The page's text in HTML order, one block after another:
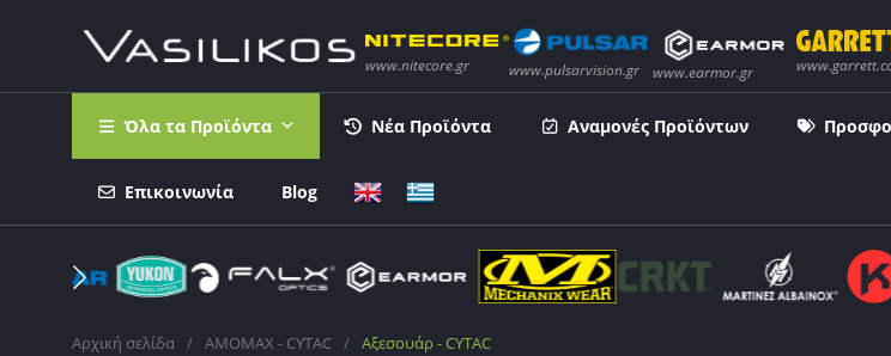
Όλα τα Προϊόντα Νέα Προϊόντα Αναμονές Προϊόντων
Επικοινωνία Blog
Αρχική σελίδα / AMOMAX - CYTAC / Αξεσουάρ - CYTAC